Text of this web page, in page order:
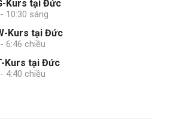
Kurs tại Đức
10:30 sáng
Kurs tại Đức
6:46 chiều
Kurs tại Đức
4:40 chiều